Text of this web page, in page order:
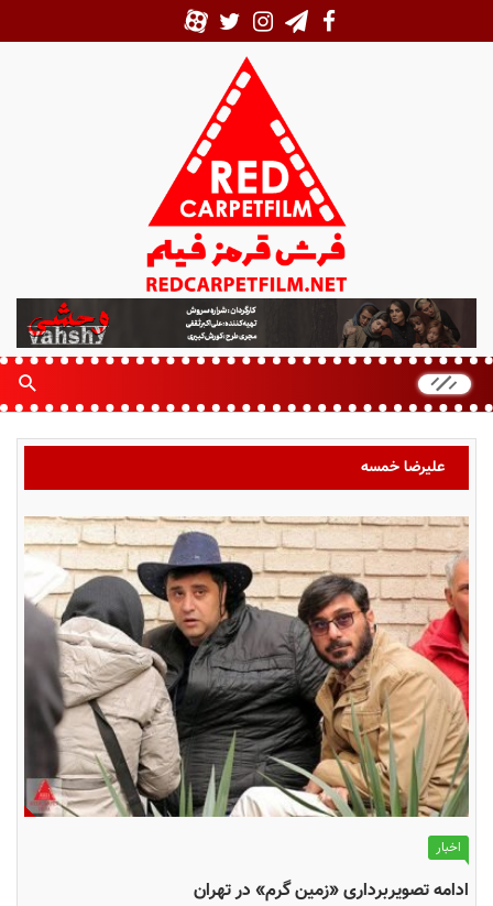
ر
ش
ر
م
علیرضا خمسه
اخبار
ادامه تصویربرداری «زمین گرم» در تهران